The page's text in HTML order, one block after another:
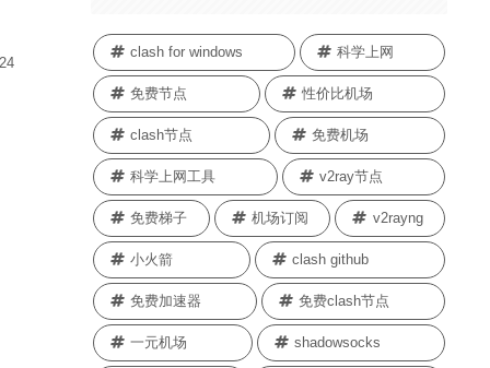
clash for windows 科学上网
免费节点 性价比机场
clash节点 免费机场
科学上网工具 v2ray节点
免费梯子 机场订阅 v2rayng
小火箭 clash github
免费加速器 免费clash节点
一元机场 shadowsocks